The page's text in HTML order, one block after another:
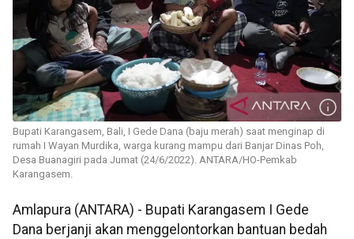
Bupati Karangasem, Bali, I Gede Dana (baju merah) saat menginap di
rumah I Wayan Murdika, warga kurang mampu dari Banjar Dinas Poh,
Desa Buanagiri pada Jumat (24/6/2022). ANTARA/HO-Pemkab
Karangasem.
Amlapura (ANTARA) - Bupati Karangasem I Gede
Dana berjanji akan menggelontorkan bantuan bedah